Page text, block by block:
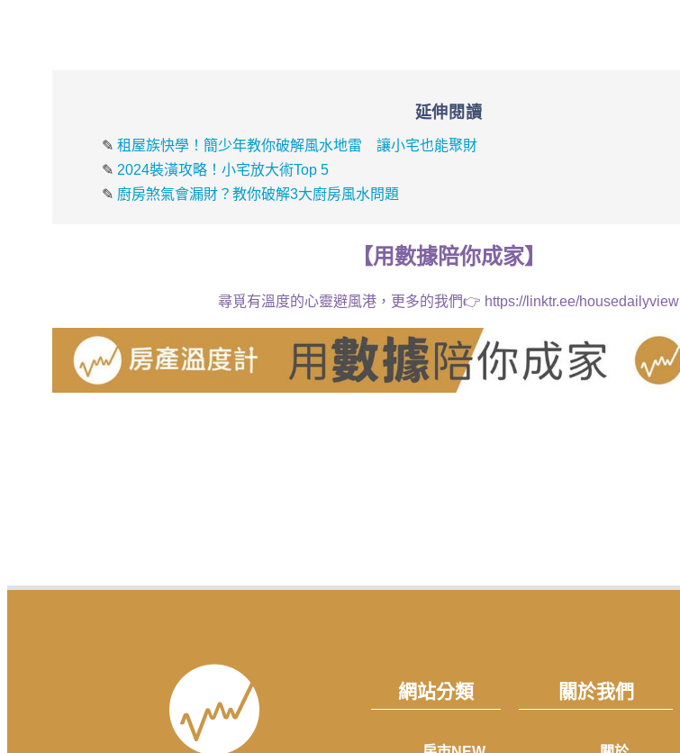
延伸閱讀
✎ 租屋族快學！簡少年教你破解風水地雷 讓小宅也能聚財
✎ 2024裝潢攻略！小宅放大術Top 5
✎ 廚房煞氣會漏財？教你破解3大廚房風水問題
【用數據陪你成家】
尋覓有溫度的心靈避風港，更多的我們👉 https://linktr.ee/housedailyview
網站分類 關於我們